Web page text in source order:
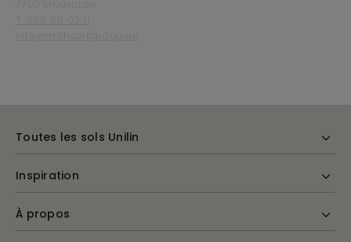
Toutes les sols Unilin
Inspiration
À propos